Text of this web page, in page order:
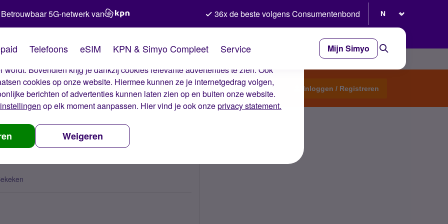
van Simyo
op onze website. Met deze cookies zorgen wij ervoor dat je ervaring op de
wordt. Bovendien krijg je dankzij cookies relevante advertenties te zien. Ook
cookies op onze website. Hiermee kunnen ze je internetgedrag volgen,
berichten of advertenties kunnen laten zien op en buiten onze website.
op elk moment aanpassen. Hier vind je ook onzeprivacy statement.
Weigeren
Betrouwbaar 5G-netwerk van 36x de beste volgens Consumentenbond
Telefoons eSIM KPN & Simyo Compleet Service Mijn Simyo
Start een topic Inloggen / Registreren